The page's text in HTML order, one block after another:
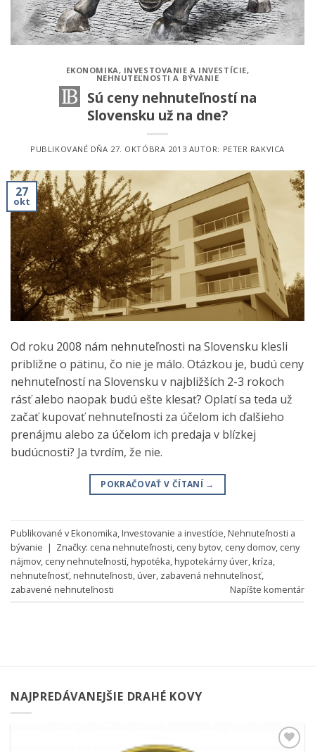
EKONOMIKA, INVESTOVANIE A INVESTÍCIE,
NEHNUTEĽNOSTI A BÝVANIE
Sú ceny nehnuteľností na
Slovensku už na dne?
PUBLIKOVANÉ DŇA 27. OKTÓBRA 2013 AUTOR: PETER RAKVICA
27
okt
Od roku 2008 nám nehnuteľnosti na Slovensku klesli
približne o pätinu, čo nie je málo. Otázkou je, budú ceny
nehnuteľností na Slovensku v najbližších 2-3 rokoch
rásť alebo naopak budú ešte klesať? Oplatí sa teda už
začať kupovať nehnuteľnosti za účelom ich ďalšieho
prenájmu alebo za účelom ich predaja v blízkej
budúcnosti? Ja tvrdím, že nie.
POKRAČOVAŤ V ČÍTANÍ →
Publikované vEkonomika,Investovanie a investície,Nehnuteľnosti a
bývanie | Značky: cena nehnuteľnosti, ceny bytov, ceny domov, ceny
nájmov, ceny nehnuteľností,hypotéka,hypotekárny úver,kríza,
nehnuteľnosť,nehnuteľnosti,úver, zabavená nehnuteľnosť,
zabavené nehnuteľnosti
Napíšte komentár
NAJPREDÁVANEJŠIE DRAHÉ KOVY